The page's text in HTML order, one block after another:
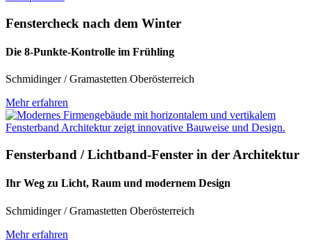
Fenstercheck nach dem Winter
Die 8-Punkte-Kontrolle im Frühling
Schmidinger / Gramastetten Oberösterreich
Mehr erfahren
Fensterband / Lichtband-Fenster in der Architektur
Ihr Weg zu Licht, Raum und modernem Design
Schmidinger / Gramastetten Oberösterreich
Mehr erfahren